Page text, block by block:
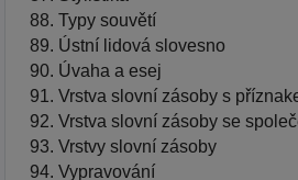
Typy souvětí
Ústní lidová slovesno
Úvaha a esej
Vrstva slovní zásoby s
Vrstva slovní zásoby se
Vrstvy slovní zásoby
Vypravování